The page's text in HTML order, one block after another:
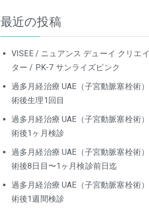
最近の投稿
VISEE / ニュアンス デューイ クリエイ
ター / PK-7 サンライズピンク
過多月経治療 UAE（子宮動脈塞栓術）
術後生理1回目
過多月経治療 UAE（子宮動脈塞栓術）
術後1ヶ月検診
過多月経治療 UAE（子宮動脈塞栓術）
術後8日目〜1ヶ月検診前日迄
過多月経治療 UAE（子宮動脈塞栓術）
術後1週間検診